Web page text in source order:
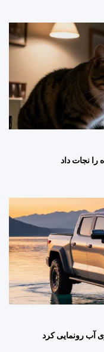
را نجات داد
آب رونمایی کرد